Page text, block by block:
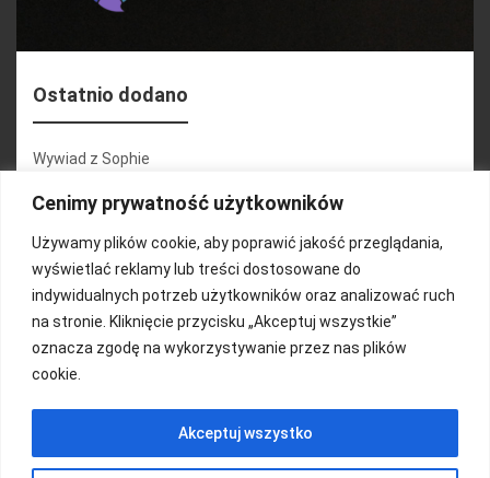
Cenimy prywatność użytkowników
Używamy plików cookie, aby poprawić jakość przeglądania,
wyświetlać reklamy lub treści dostosowane do
indywidualnych potrzeb użytkowników oraz analizować ruch
na stronie. Kliknięcie przycisku „Akceptuj wszystkie”
oznacza zgodę na wykorzystywanie przez nas plików
cookie.
Akceptuj wszystko
Ostatnio dodano
Wywiad z Sophie
Konferencja 2.1
Martyna Wojciechowska
Relacja zdjęciowa 25.09.2024r (cz.2)
Wywiady z uczestnikami
FUNDACJA KOLOROWO